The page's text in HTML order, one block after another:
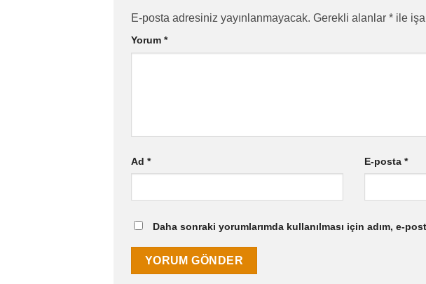
E-posta adresiniz yayınlanmayacak. Gerekli alanlar * ile
Yorum *
Ad * E-posta*
Daha sonraki yorumlarımda kullanılması için adım, e-